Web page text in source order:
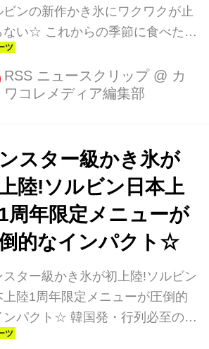
夏、SULBING HA...
ビンの新作かき氷にワクワクが止
ない☆ これからの季節に食べたい
ツといえば、断然かき氷! コリ
デザートカフェ「SULBING(ソル
)」では、旬のメロンを使った日本
月下旬の期間限定・数量限定で
されます。 ・インパクト大&ボリ
ミーなかき氷 韓国でも登場し、話
なった「まるまるメロンあずきソ
ン」は、メロンの果肉のふたの中
ふわふわのミルクかき氷、あんこ
ニラアイス、シリアルがイン。 さ
大福まで入っているというインパ
大&ボリュー...
RSS ニュースクリップ @ カ
ワコレメディア編集部
スター級かき氷が
陸!ソルビン日本上
周年限定メニューが
的なインパクト☆
スター級かき氷が初上陸!ソルビン
上陸1周年限定メニューが圧倒的
ンパクト☆ 韓国発・行列必至のデ
カフェ「ソルビン」に、迫力満